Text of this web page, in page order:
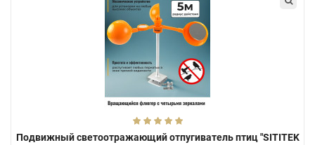
Подвижный светоотражающий отпугиватель птиц "SITITEK